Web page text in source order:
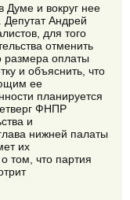
Думе и вокруг нее
Андрей
для того
отменить
размера оплаты
и объяснить, что
ее
планируется
ФНПР
и
нижней палаты
их
том, что партия